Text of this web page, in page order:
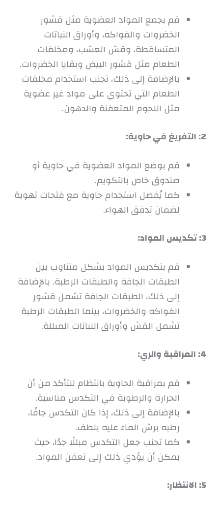
قم بجمع المواد العضوية مثل قشور
الخضروات والفواكه، وأوراق النباتات
المتساقطة، وقش العشب، ومخلفات
الطعام مثل قشور البيض وبقايا الخضروات.
بالإضافة إلى ذلك، تجنب استخدام مخلفات
الطعام التي تحتوي على مواد غير عضوية
مثل اللحوم المتعفنة والدهون.
2: التفريغ في حاوية:
قم بوضع المواد العضوية في حاوية أو
صندوق خاص بالتكويم.
كما يُفضل استخدام حاوية مع فتحات تهوية
لضمان تدفق الهواء.
3: تكديس المواد:
قم بتكديس المواد بشكل متناوب بين
الطبقات الجافة والطبقات الرطبة. بالإضافة
إلى ذلك، الطبقات الجافة تشمل قشور
الفواكه والخضروات، بينما الطبقات الرطبة
تشمل القش وأوراق النباتات المبللة.
4: المراقبة والري:
قم بمراقبة الحاوية بانتظام للتأكد من أن
الحرارة والرطوبة في التكدس مناسبة.
بالإضافة إلى ذلك، إذا كان التكدس جافًا،
رطبه برش الماء عليه بلطف.
كما تجنب جعل التكدس مبللًا جدًا، حيث
يمكن أن يؤدي ذلك إلى تعفن المواد.
5: الانتظار: